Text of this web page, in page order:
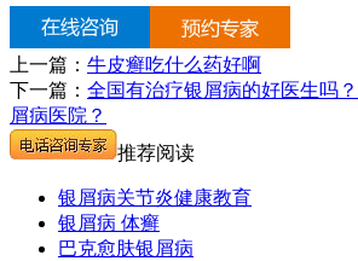
上一篇： 牛皮癣吃什么药好啊
下一篇： 全国有治疗银屑病的好医生吗
屑病医院？
推荐阅读
银屑病关节炎健康教育
银屑病 体癣
巴克愈肤银屑病